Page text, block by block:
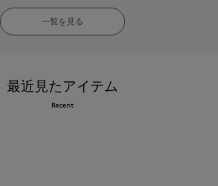
一覧を見る
最近見たアイテム
Recent